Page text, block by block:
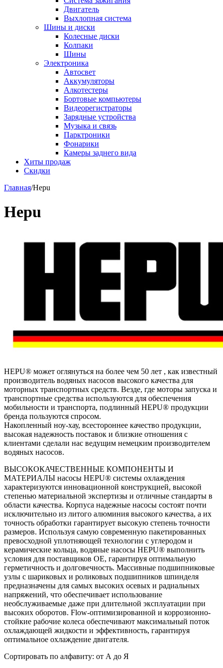
Двигатель
Выхлопная система
Шины и диски
Колесные диски
Колпаки
Шины
Электроника
Автосвет
Аккумуляторы
Алкотестеры
Бортовые компьютеры
Видеорегистраторы
Зарядные устройства
Музыка и связь
Парктроники
Фонарики
Камеры заднего вида
Хиты продаж
Скидки
Главная/Hepu
Hepu
HEPU® может оглянуться на более чем 50 лет , как известный
производитель водяных насосов высокого качества для
моторных транспортных средств. Везде, где моторы запуска и
транспортные средства используются для обеспечения
мобильности и транспорта, подлинный HEPU® продукции
бренда пользуются спросом.
Накопленный ноу-хау, всестороннее качество продукции,
высокая надежность поставок и близкие отношения с
клиентами сделали нас ведущим немецким производителем
водяных насосов.
ВЫСОКОКАЧЕСТВЕННЫЕ КОМПОНЕНТЫ И
МАТЕРИАЛЫ насосы HEPU® системы охлаждения
характеризуются инновационной конструкцией, высокой
степенью материальной экспертизы и отличные стандарты в
области качества. Корпуса надежные насосы состоят почти
исключительно из литого алюминия высокого качества, а их
точность обработки гарантирует высокую степень точности
размеров. Используя самую современную пакетированных
превосходной уплотняющей технологии с углеродом и
керамические кольца, водяные насосы HEPU® выполнить
условия для поставщиков OE, гарантируя оптимальную
герметичность и долговечность. Массивные подшипниковые
узлы с шариковых и роликовых подшипников шпинделя
предназначены для самых высоких осевых и радиальных
напряжений, что обеспечивает использование
необслуживаемые даже при длительной эксплуатации при
высоких оборотов. Flow-оптимизированной и коррозионно-
стойкие рабочие колеса обеспечивают максимальный поток
охлаждающей жидкости и эффективность, гарантируя
оптимальное охлаждение двигателя.
Сортировать по алфавиту: от А до Я